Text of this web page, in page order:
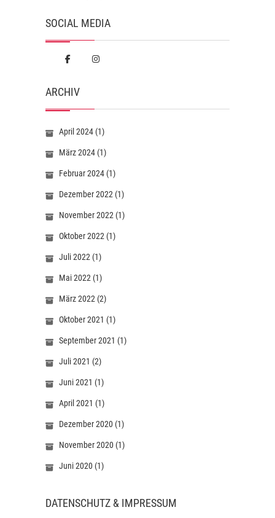
SOCIAL MEDIA
ARCHIV
April 2024 (1)
März 2024 (1)
Februar 2024 (1)
Dezember 2022 (1)
November 2022 (1)
Oktober 2022 (1)
Juli 2022 (1)
Mai 2022 (1)
März 2022 (2)
Oktober 2021 (1)
September 2021 (1)
Juli 2021 (2)
Juni 2021 (1)
April 2021 (1)
Dezember 2020 (1)
November 2020 (1)
Juni 2020 (1)
DATENSCHUTZ & IMPRESSUM